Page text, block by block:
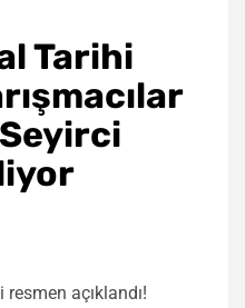
Tarihi
açıklandı!